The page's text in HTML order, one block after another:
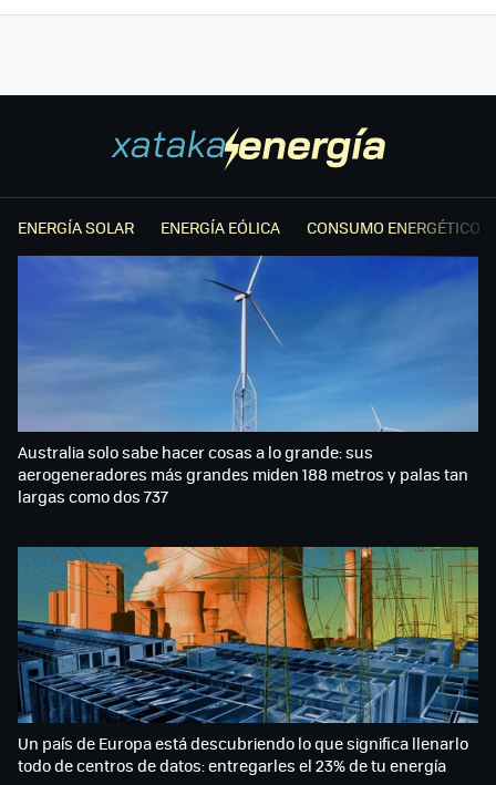
ENERGÍA SOLAR ENERGÍA EÓLICA CONSUMO ENERGÉTICO
Australia solo sabe hacer cosas a lo grande: sus
aerogeneradores más grandes miden 188 metros y palas tan
largas como dos 737
Un país de Europa está descubriendo lo que significa llenarlo
todo de centros de datos: entregarles el 23% de tu energía